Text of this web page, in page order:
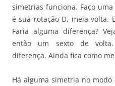
simetrias funciona. Faço
é sua rotação D, meia volta.
Faria alguma diferença?
então um sexto de
diferença. Ainda fica como
Há alguma simetria no